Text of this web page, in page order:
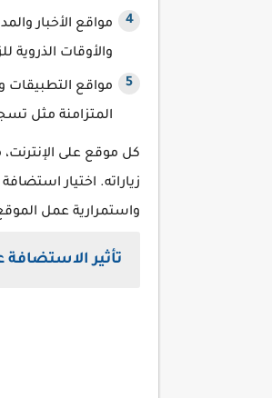
مواقع الأخبار
والأوقات الذروية
مواقع التطبيقات
المتزامنة مثل
كل موقع على
زياراته. اختيار
واستمرارية عمل
تأثير